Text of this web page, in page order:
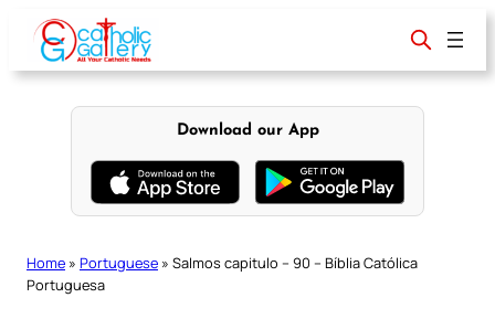
content
Download our App
Home » Portuguese » Salmos capitulo – 90 – Bíblia Católica
Portuguesa